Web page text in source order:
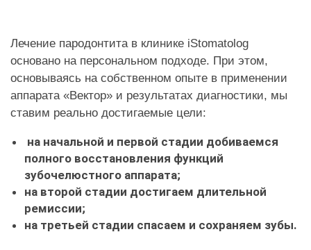
Лечение пародонтита в клинике iStomatolog
основано на персональном подходе. При этом,
основываясь на собственном опыте в применении
аппарата «Вектор» и результатах диагностики, мы
ставим реально достигаемые цели:
на начальной и первой стадии добиваемся
полного восстановления функций
зубочелюстного аппарата;
на второй стадии достигаем длительной
ремиссии;
на третьей стадии спасаем и сохраняем зубы.